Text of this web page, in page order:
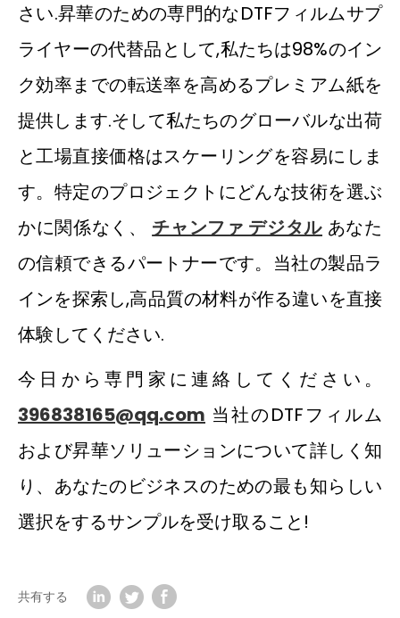
さい.昇華のための専門的なDTFフィルムサプ
ライヤーの代替品として,私たちは98%のイン
ク効率までの転送率を高めるプレミアム紙を
提供します.そして私たちのグローバルな出荷
と工場直接価格はスケーリングを容易にしま
す。特定のプロジェクトにどんな技術を選ぶ
かに関係なく、 チャンファ デジタル あなた
の信頼できるパートナーです。当社の製品ラ
インを探索し,高品質の材料が作る違いを直接
体験してください.
今日から専門家に連絡してください。
396838165@qq.com 当社のDTFフィルム
および昇華ソリューションについて詳しく知
り、あなたのビジネスのための最も知らしい
選択をするサンプルを受け取ること!
共有する